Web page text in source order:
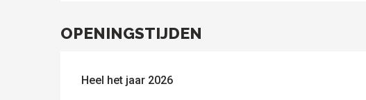
OPENINGSTIJDEN
Heel het jaar 2026